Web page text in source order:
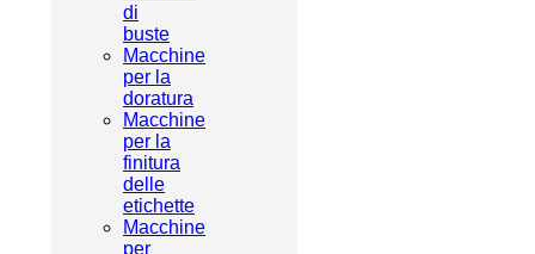
di
buste
Macchine
per la
doratura
Macchine
per la
finitura
delle
etichette
Macchine
per